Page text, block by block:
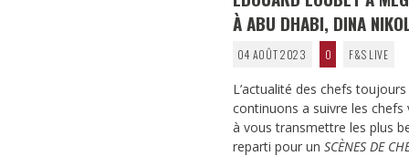
À ABU DHABI, DINA
04 AOÛT 2023 0 F&S LIVE
L’actualité des chefs
continuons a suivre les chefs
à vous transmettre les plus
reparti pour un SCÈNES DE